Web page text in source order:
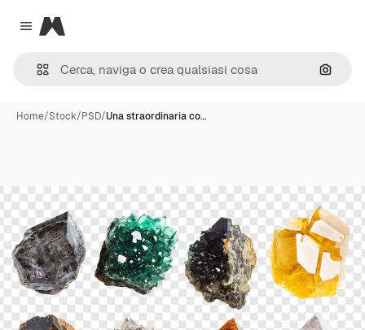
Close menu
Magnific
Cerca
Home/Stock/PSD/Una straordinaria co…